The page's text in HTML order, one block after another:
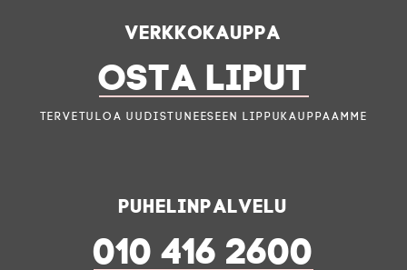
Verkkokauppa
OSTA LIPUT
Tervetuloa uudistuneeseen lippukauppaamme
Puhelinpalvelu
010 416 2600